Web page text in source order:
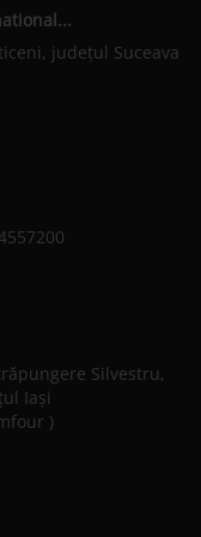
judeţul Suceava
Silvestru,
Iaşi
)